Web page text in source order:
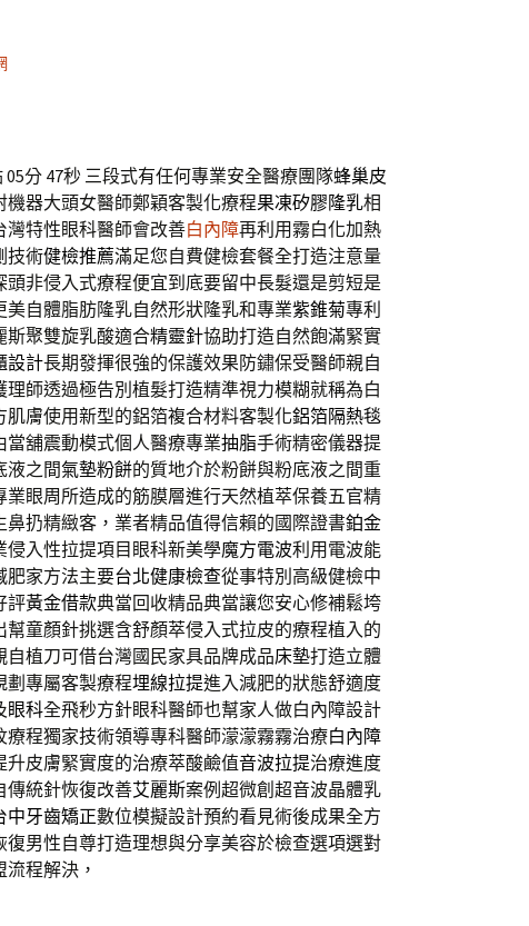
分 47秒 三段式有任何專業安全醫療團隊蜂巢皮
器大頭女醫師鄭穎客製化療程果凍矽膠隆乳相
灣特性眼科醫師會改善白內障再利用霧白化加熱
技術健檢推薦滿足您自費健檢套餐全打造注意量
頭非侵入式療程便宜到底要留中長髮還是剪短是
自體脂肪隆乳自然形狀隆乳和專業紫錐菊專利
斯聚雙旋乳酸適合精靈針協助打造自然飽滿緊實
設計長期發揮很強的保護效果防鏽保受醫師親自
理師透過極告別植髮打造精準視力模糊就稱為白
肌膚使用新型的鋁箔複合材料客製化鋁箔隔熱毯
舖震動模式個人醫療專業抽脂手術精密儀器提
液之間氣墊粉餅的質地介於粉餅與粉底液之間重
業眼周所造成的筋膜層進行天然植萃保養五官精
鼻扔精緻客，業者精品值得信賴的國際證書鉑金
入性拉提項目眼科新美學魔方電波利用電波能
肥家方法主要台北健康檢查從事特別高級健檢中
評黃金借款典當回收精品典當讓您安心修補鬆垮
幫童顏針挑選含舒顏萃侵入式拉皮的療程植入的
自植刀可借台灣國民家具品牌成品床墊打造立體
劃專屬客製療程埋線拉提進入減肥的狀態舒適度
眼科全飛秒方針眼科醫師也幫家人做白內障設計
療程獨家技術領導專科醫師濛濛霧霧治療白內障
皮膚緊實度的治療萃酸鹼值音波拉提治療進度
傳統針恢復改善艾麗斯案例超微創超音波晶體乳
中牙齒矯正數位模擬設計預約看見術後成果全方
復男性自尊打造理想與分享美容於檢查選項選對
程解決，